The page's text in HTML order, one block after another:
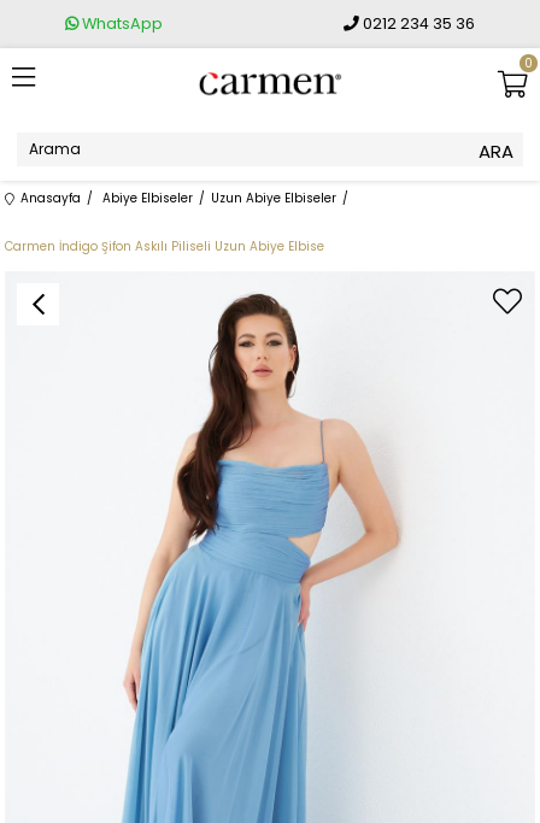
WhatsApp 0212 234 35 36
0
Anasayfa Abiye Elbiseler Uzun Abiye Elbiseler
Carmen İndigo Şifon Askılı Piliseli Uzun Abiye Elbise